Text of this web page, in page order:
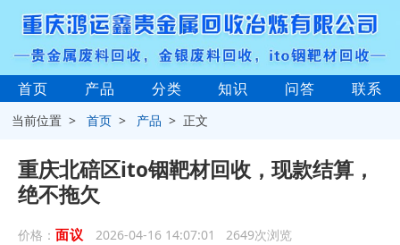
首页 产品 分类 知识 问答 联系
当前位置 >首页 > 产品 > 正文
重庆北碚区ito铟靶材回收，现款结算，
绝不拖欠
价格： 面议 2026-04-16 14:07:01 2649次浏览